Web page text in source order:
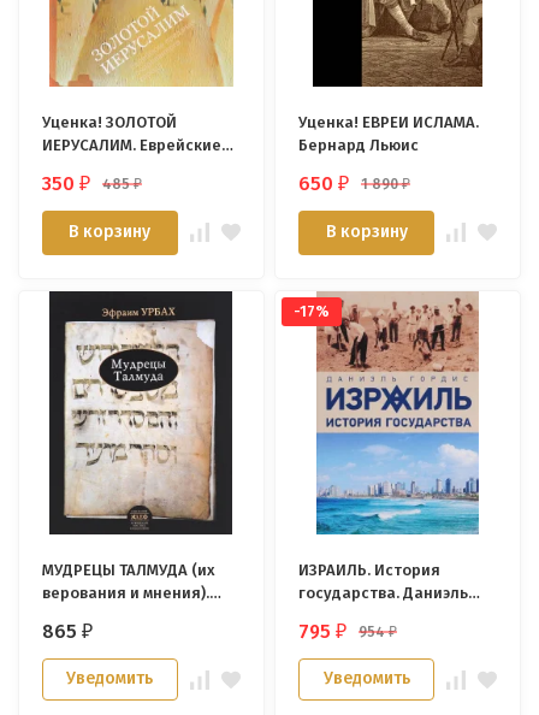
Уценка! ЗОЛОТОЙ
ИЕРУСАЛИМ. Еврейские
города. Говард Шварц
350₽ 485₽
В корзину
Уценка! ЕВРЕИ ИСЛАМА.
Бернард Льюис
650₽ 1 890₽
В корзину
МУДРЕЦЫ ТАЛМУДА (их
верования и мнения).
865₽
Уведомить
-17%
ИЗРАИЛЬ. История
государства. Даниэль
795₽ 954₽
Уведомить